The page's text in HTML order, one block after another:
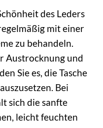
des Leders
mit einer
zu behandeln.
Austrocknung und
Sie es, die Tasche
Bei
sich die sanfte
leicht feuchten